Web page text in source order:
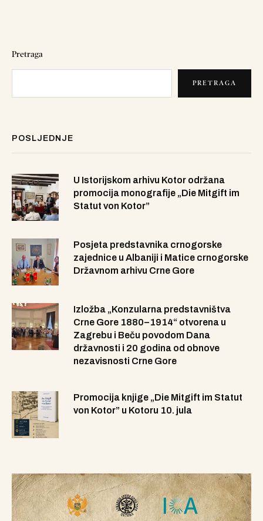
Pretraga
PRETRAGA
POSLJEDNJE
U Istorijskom arhivu Kotor održana
promocija monografije „Die Mitgift im
Statut von Kotor”
Posjeta predstavnika crnogorske
zajednice u Albaniji i Matice crnogorske
Državnom arhivu Crne Gore
Izložba „Konzularna predstavništva
Crne Gore 1880–1914“ otvorena u
Zagrebu i Beču povodom Dana
državnosti i 20 godina od obnove
nezavisnosti Crne Gore
Promocija knjige „Die Mitgift im Statut
von Kotor” u Kotoru 10. jula